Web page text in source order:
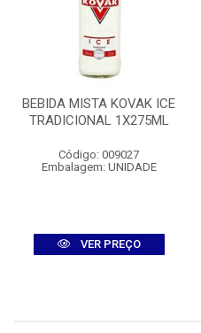
BEBIDA MISTA KOVAK ICE
TRADICIONAL 1X275ML
Código: 009027
Embalagem: UNIDADE
VER PREÇO